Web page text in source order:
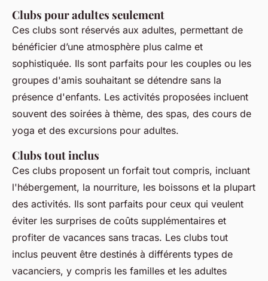
Clubs pour adultes seulement
Ces clubs sont réservés aux adultes, permettant de
bénéficier d’une atmosphère plus calme et
sophistiquée. Ils sont parfaits pour les couples ou les
groupes d'amis souhaitant se détendre sans la
présence d'enfants. Les activités proposées incluent
souvent des soirées à thème, des spas, des cours de
yoga et des excursions pour adultes.
Clubs tout inclus
Ces clubs proposent un forfait tout compris, incluant
l'hébergement, la nourriture, les boissons et la plupart
des activités. Ils sont parfaits pour ceux qui veulent
éviter les surprises de coûts supplémentaires et
profiter de vacances sans tracas. Les clubs tout
inclus peuvent être destinés à différents types de
vacanciers, y compris les familles et les adultes